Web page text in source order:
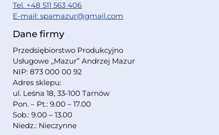
Tel. +48 511 563 406
E-mail: spamazur@gmail.com
Dane firmy
Przedsiębiorstwo Produkcyjno
Usługowe ,,Mazur” Andrzej Mazur
NIP: 873 000 00 92
Adres sklepu:
ul. Leśna 18, 33-100 Tarnów
Pon. – Pt.: 9.00 – 17.00
Sob.: 9.00 – 13.00
Niedz.: Nieczynne